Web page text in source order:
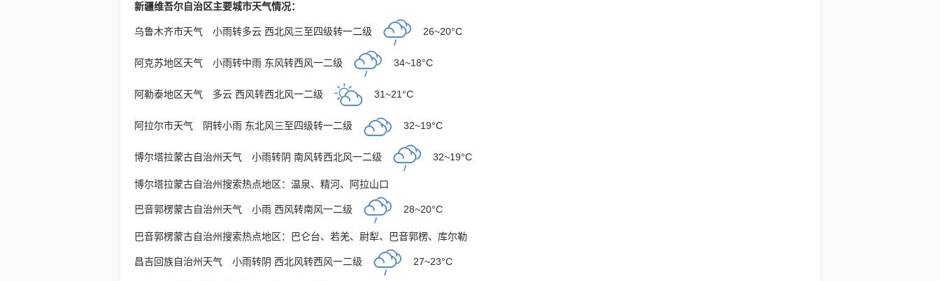
新疆维吾尔自治区主要城市天气情况：
乌鲁木齐市天气 小雨转多云 西北风三至四级转一二级 26~20°C
阿克苏地区天气 小雨转中雨 东风转西风一二级 34~18°C
阿勒泰地区天气 多云 西风转西北风一二级 31~21°C
阿拉尔市天气 阴转小雨 东北风三至四级转一二级 32~19°C
博尔塔拉蒙古自治州天气 小雨转阴 南风转西北风一二级 32~19°C
博尔塔拉蒙古自治州搜索热点地区： 温泉、 精河、 阿拉山口
巴音郭楞蒙古自治州天气 小雨 西风转南风一二级 28~20°C
巴音郭楞蒙古自治州搜索热点地区： 巴仑台、 若羌、 尉犁、 巴音郭楞、 库尔勒
昌吉回族自治州天气 小雨转阴 西北风转西风一二级 27~23°C